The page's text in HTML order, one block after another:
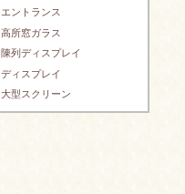
エントランス
高所窓ガラス
陳列ディスプレイ
ディスプレイ
大型スクリーン